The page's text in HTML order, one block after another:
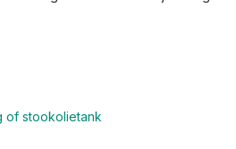
of stookolietank